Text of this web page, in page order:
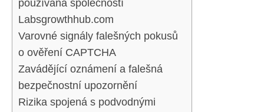
používaná společností
Labsgrowthhub.com
Varovné signály falešných pokusů
o ověření CAPTCHA
Zavádějící oznámení a falešná
bezpečnostní upozornění
Rizika spojená s podvodnými